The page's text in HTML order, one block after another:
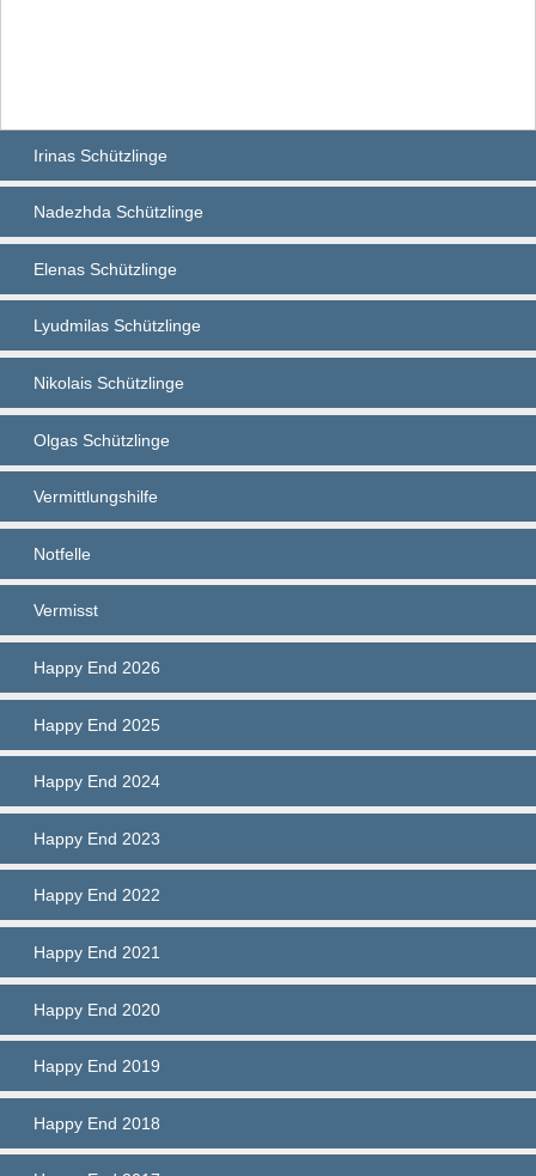
Irinas Schützlinge
Nadezhda Schützlinge
Elenas Schützlinge
Lyudmilas Schützlinge
Nikolais Schützlinge
Olgas Schützlinge
Vermittlungshilfe
Notfelle
Vermisst
Happy End 2026
Happy End 2025
Happy End 2024
Happy End 2023
Happy End 2022
Happy End 2021
Happy End 2020
Happy End 2019
Happy End 2018